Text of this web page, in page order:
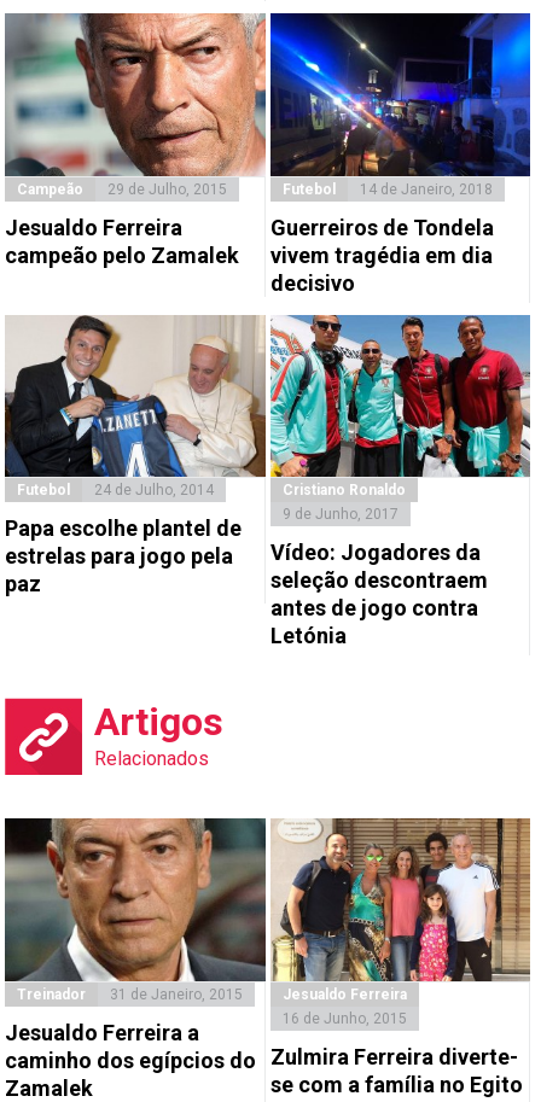
Campeão 29 de Julho, 2015
Jesualdo Ferreira
campeão pelo Zamalek
Futebol 14 de Janeiro, 2018
Guerreiros de Tondela
vivem tragédia em dia
decisivo
Futebol 24 de Julho, 2014
Papa escolhe plantel de
estrelas para jogo pela
paz
Cristiano Ronaldo
9 de Junho, 2017
Vídeo: Jogadores da
seleção descontraem
antes de jogo contra
Letónia
Artigos
Relacionados
Treinador 31 de Janeiro, 2015
Jesualdo Ferreira a
caminho dos egípcios do
Zamalek
Jesualdo Ferreira
16 de Junho, 2015
Zulmira Ferreira diverte-
se com a família no Egito